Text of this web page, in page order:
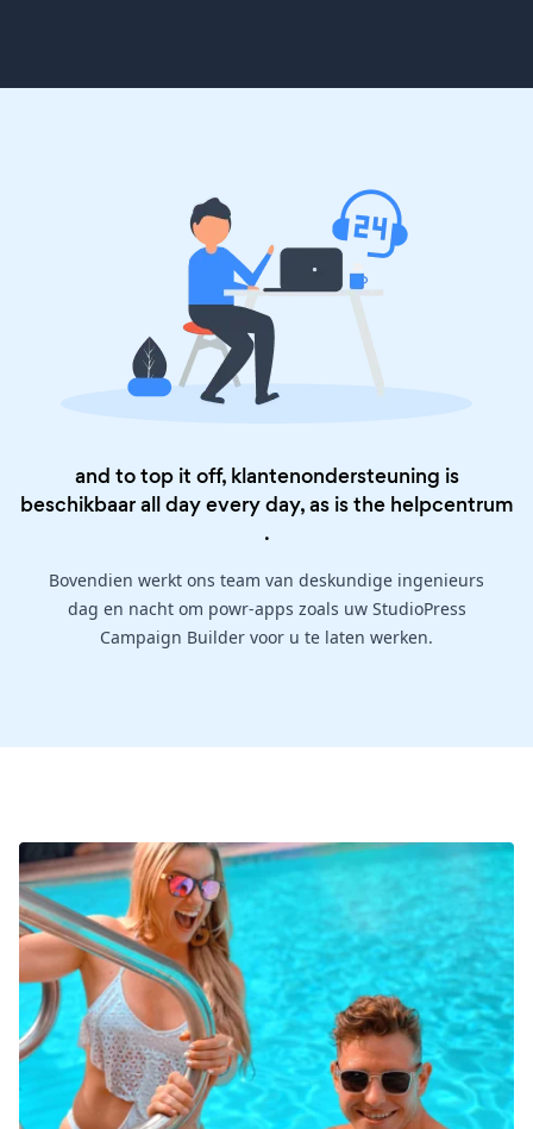
and to top it off, klantenondersteuning is
beschikbaar all day every day, as is the helpcentrum
.
Bovendien werkt ons team van deskundige ingenieurs
dag en nacht om powr-apps zoals uw StudioPress
Campaign Builder voor u te laten werken.